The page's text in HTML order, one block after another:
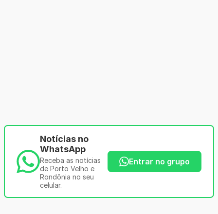
Notícias no
WhatsApp
Receba as notícias
de Porto Velho e
Rondônia no seu
celular.
Entrar no grupo